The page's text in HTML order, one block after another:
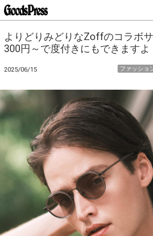
よりどりみどりなZoffのコラボ
300円～で度付きにもできますよ
2025/06/15 ファッショ